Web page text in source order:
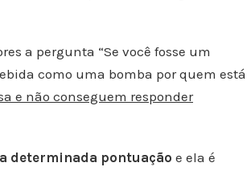
a pergunta “Se você fosse um
como uma bomba por quem está
e não conseguem responder
determinada pontuação e ela é